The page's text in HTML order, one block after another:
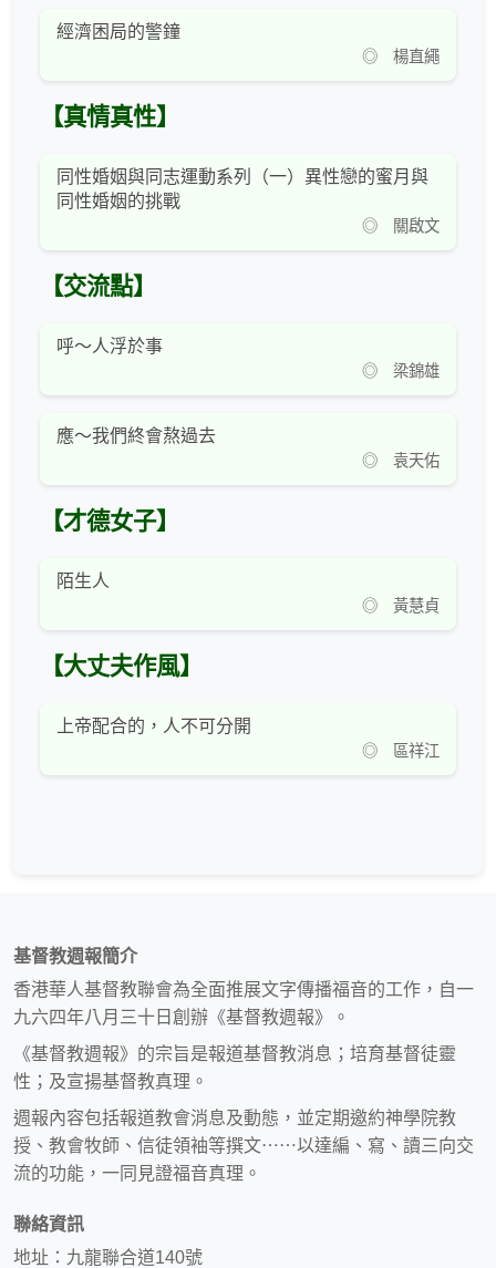
經濟困局的警鐘
◎ 楊直繩
【真情真性】
同性婚姻與同志運動系列（一）異性戀的蜜月與
同性婚姻的挑戰
◎ 關啟文
【交流點】
呼～人浮於事
◎ 梁錦雄
應～我們終會熬過去
◎ 袁天佑
【才德女子】
陌生人
◎ 黃慧貞
【大丈夫作風】
上帝配合的，人不可分開
◎ 區祥江
基督教週報簡介
香港華人基督教聯會為全面推展文字傳播福音的工作，自一
九六四年八月三十日創辦《基督教週報》。
《基督教週報》的宗旨是報道基督教消息；培育基督徒靈
性；及宣揚基督教真理。
週報內容包括報道教會消息及動態，並定期邀約神學院教
授、教會牧師、信徒領袖等撰文⋯⋯以達編、寫、讀三向交
流的功能，一同見證福音真理。
聯絡資訊
地址：九龍聯合道140號